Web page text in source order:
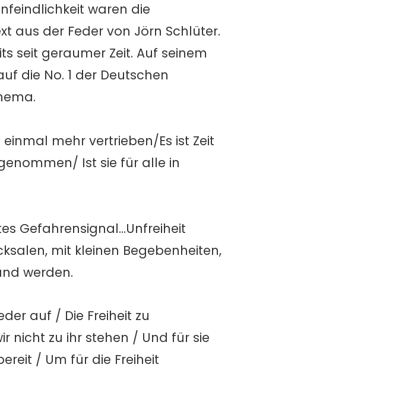
waren die
aus der Feder von Jörn Schlüter.
seit geraumer Zeit. Auf seinem
die No. 1 der Deutschen
mehr vertrieben/Es ist Zeit
Ist sie für alle in
Gefahrensignal…Unfreiheit
mit kleinen Begebenheiten,
werden.
auf / Die Freiheit zu
nicht zu ihr stehen / Und für sie
/ Um für die Freiheit